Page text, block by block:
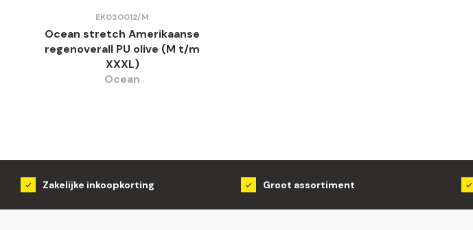
EK030012/M
Ocean stretch Amerikaanse
regenoverall PU olive (M t/m
XXXL)
Ocean
Zakelijke inkoopkorting Groot assortiment